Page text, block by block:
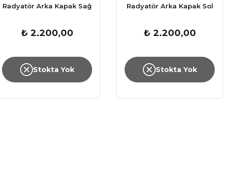
Radyatör Arka Kapak Sağ
₺ 2.200,00
Stokta Yok
Radyatör Arka Kapak Sol
₺ 2.200,00
Stokta Yok